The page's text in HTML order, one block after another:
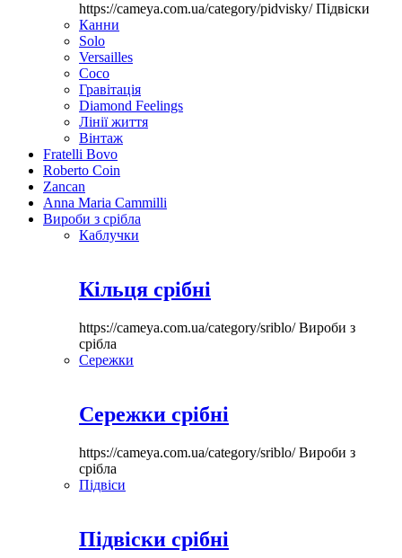
https://cameya.com.ua/category/pidvisky/Підвіски
Канни
Solo
Versailles
Coco
Гравітація
Diamond Feelings
Лінії життя
Вінтаж
Fratelli Bovo
Roberto Coin
Zancan
Anna Maria Cammilli
Вироби з срібла
Каблучки
Кільця срібні
https://cameya.com.ua/category/sriblo/Вироби з
срібла
Сережки
Сережки срібні
https://cameya.com.ua/category/sriblo/Вироби з
срібла
Підвіси
Підвіски срібні